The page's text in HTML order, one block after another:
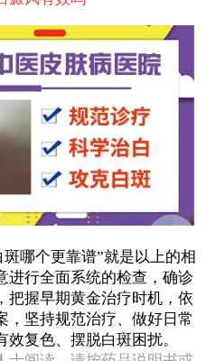
哪个更靠谱”就是以上的相
进行全面系统的检查，确诊
把握早期黄金治疗时机，依
，坚持规范治疗、做好日常
复色、摆脱白斑困扰。